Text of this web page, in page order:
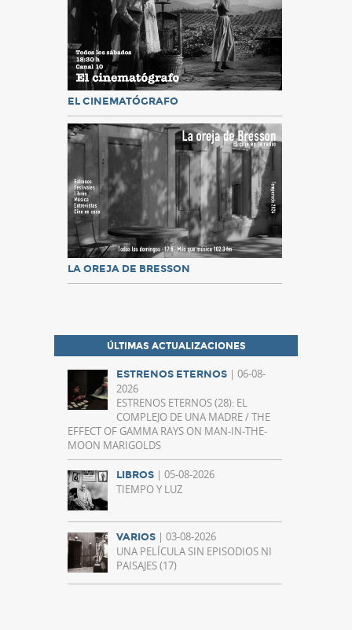
EL CINEMATÓGRAFO
LA OREJA DE BRESSON
ÚLTIMAS ACTUALIZACIONES
ESTRENOS ETERNOS | 06-08-
2026
ESTRENOS ETERNOS (28): EL
COMPLEJO DE UNA MADRE / THE
EFFECT OF GAMMA RAYS ON MAN-IN-THE-
MOON MARIGOLDS
LIBROS | 05-08-2026
TIEMPO Y LUZ
VARIOS | 03-08-2026
UNA PELÍCULA SIN EPISODIOS NI
PAISAJES (17)